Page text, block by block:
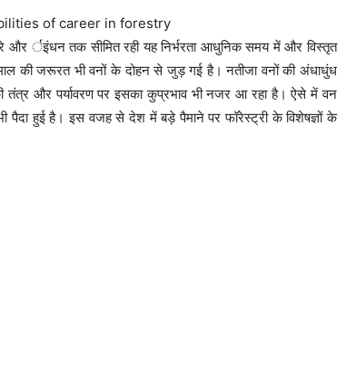
of career in forestry
और र्इंधन तक सीमित रही यह निर्भरता आधुनिक समय में और विस्तृत
की जरूरत भी वनों के दोहन से जुड़ गई है। नतीजा वनों की अंधाधुंध
तंत्र और पर्यावरण पर इसका कुप्रभाव भी नजर आ रहा है। ऐसे में वन
हुई है। इस वजह से देश में बड़े पैमाने पर फॉरेस्ट्री के विशेषज्ञों के